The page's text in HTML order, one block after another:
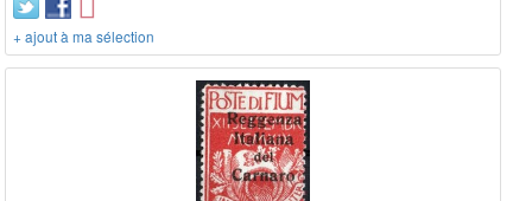
+ ajout à ma sélection